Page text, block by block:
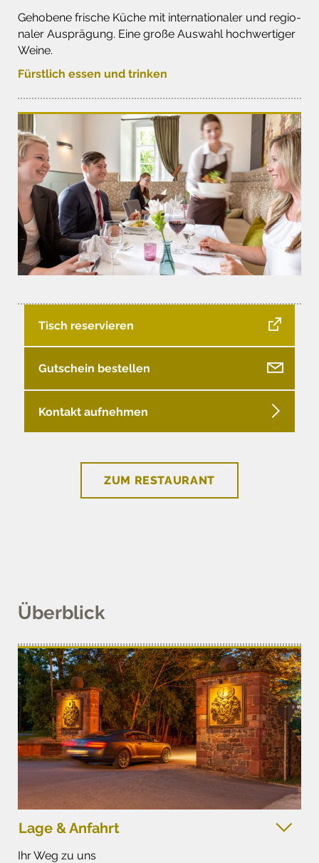
Geho­bene frische Küche mit inter­na­tio­naler und regio­
naler Ausprä­gung. Eine große Auswahl hoch­wer­tiger
Weine.
Fürstlich essen und trinken
Tisch reservieren
Gutschein bestellen
Kontakt aufnehmen
ZUM RESTAURANT
Überblick
Lage & Anfahrt
Ihr Weg zu uns